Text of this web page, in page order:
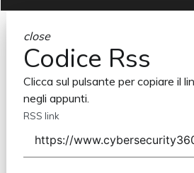
close
Codice Rss
Clicca sul pulsante per copiare il
negli appunti.
RSS link